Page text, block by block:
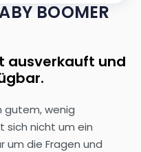
BOOMER
ausverkauft und
gutem, wenig
sich nicht um ein
um die Fragen und